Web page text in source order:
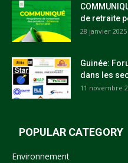
de retraite
28 janvier 2025
Guinée:
dans les
11 novembre
POPULAR CATEGORY
Environnement